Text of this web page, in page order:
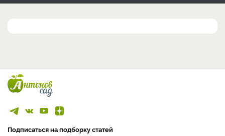
Подписаться на подборку статей